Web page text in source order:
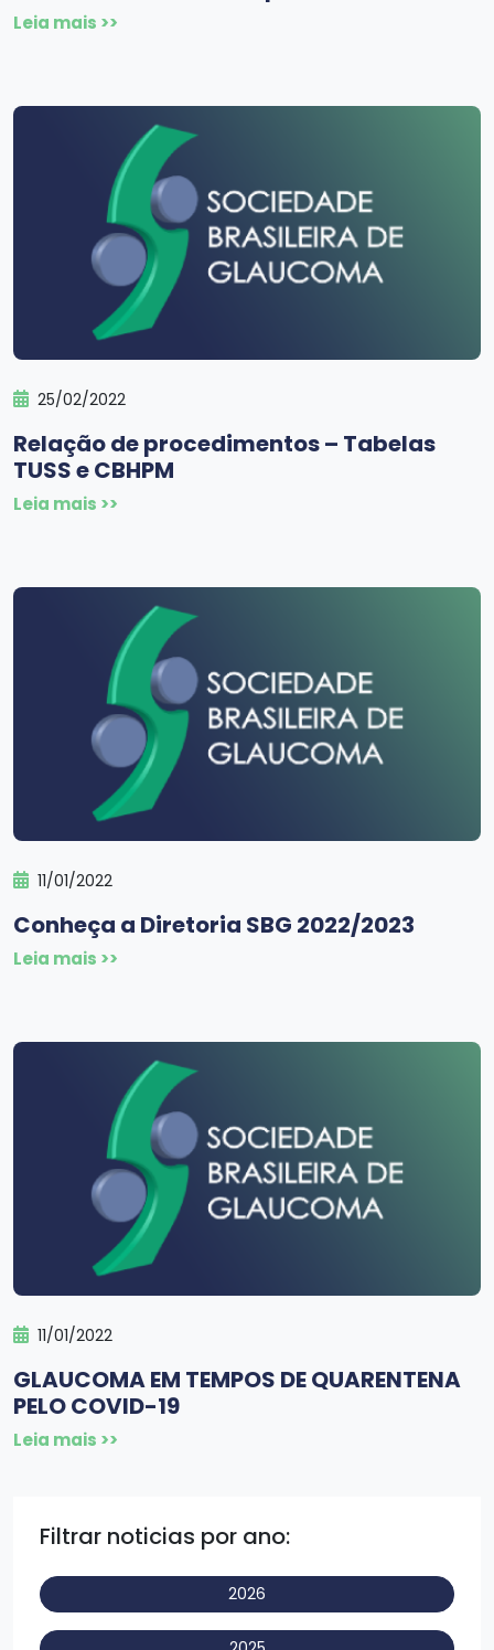
do Médicos Oftalmologistas.
Leia mais >>
25/02/2022
Relação de procedimentos – Tabelas
TUSS e CBHPM
Leia mais >>
11/01/2022
Conheça a Diretoria SBG 2022/2023
Leia mais >>
11/01/2022
GLAUCOMA EM TEMPOS DE QUARENTENA
PELO COVID-19
Leia mais >>
Filtrar noticias por ano:
2026